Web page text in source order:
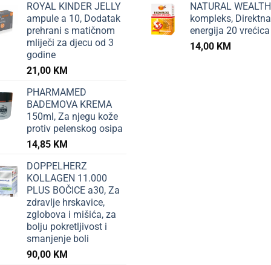
ROYAL KINDER JELLY
ampule a 10, Dodatak
prehrani s matičnom
mliječi za djecu od 3
godine
21,00 KM
PHARMAMED
BADEMOVA KREMA
150ml, Za njegu kože
protiv pelenskog osipa
14,85 KM
DOPPELHERZ
KOLLAGEN 11.000
PLUS BOČICE a30, Za
zdravlje hrskavice,
zglobova i mišića, za
bolju pokretljivost i
smanjenje boli
90,00 KM
NATURAL
kompleks, Direktna
energija 20 vrećica
14,00 KM